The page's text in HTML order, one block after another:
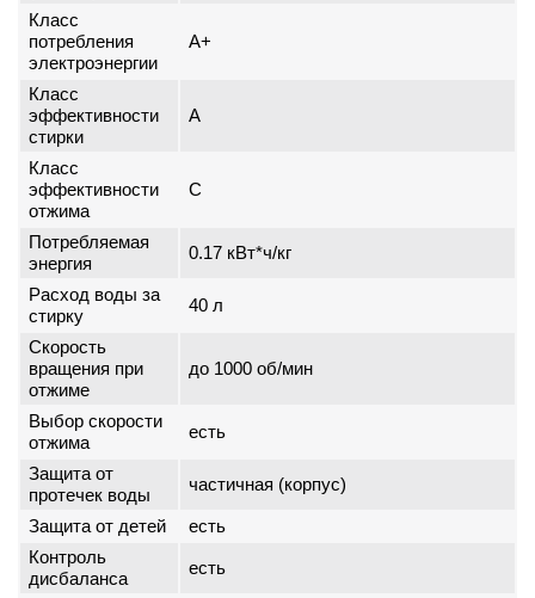
Класс
потребления
электроэнергии
A+
Класс
эффективности
стирки
A
Класс
эффективности
отжима
C
Потребляемая
энергия
0.17 кВт*ч/кг
Расход воды за
стирку
40 л
Скорость
вращения при
отжиме
до 1000 об/мин
Выбор скорости
отжима
есть
Защита от
протечек воды
частичная (корпус)
Защита от детей
есть
Контроль
дисбаланса
есть